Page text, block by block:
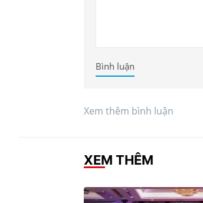
Bình luận
Xem thêm bình luận
XEM THÊM